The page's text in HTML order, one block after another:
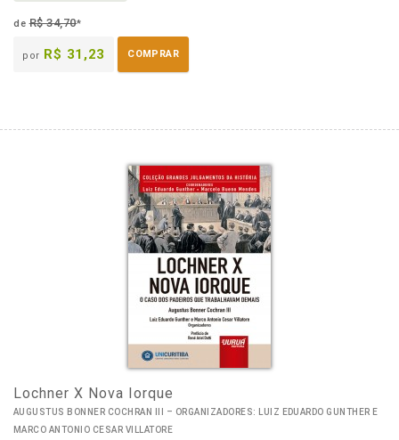
deR$ 34,70*
por R$ 31,23 COMPRAR
Lochner X Nova Iorque
AUGUSTUS BONNER COCHRAN III – ORGANIZADORES: LUIZ EDUARDO GUNTHER E
MARCO ANTONIO CESAR VILLATORE